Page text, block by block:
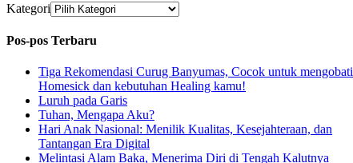
Kategori
Pos-pos Terbaru
Tiga Rekomendasi Curug Banyumas, Cocok untuk mengobati
Homesick dan kebutuhan Healing kamu!
Luruh pada Garis
Tuhan, Mengapa Aku?
Hari Anak Nasional: Menilik Kualitas, Kesejahteraan, dan
Tantangan Era Digital
Melintasi Alam Baka, Menerima Diri di Tengah Kalutnya